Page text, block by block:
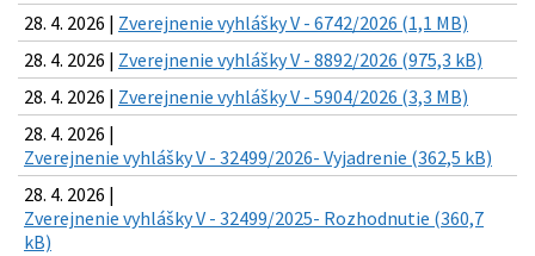
28. 4. 2026 | Zverejnenie vyhlášky V - 6742/2026 (1,1 MB)
28. 4. 2026 | Zverejnenie vyhlášky V - 8892/2026 (975,3 kB)
28. 4. 2026 | Zverejnenie vyhlášky V - 5904/2026 (3,3 MB)
28. 4. 2026 |
Zverejnenie vyhlášky V - 32499/2026- Vyjadrenie (362,5 kB)
28. 4. 2026 |
Zverejnenie vyhlášky V - 32499/2025- Rozhodnutie (360,7
kB)